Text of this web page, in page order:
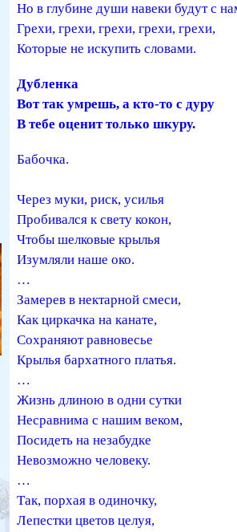
Но в глубине души навеки будут с
Грехи, грехи, грехи, грехи, грехи,
Которые не искупить словами.
Дубленка
Вот так умрешь, а кто-то с дуру
В тебе оценит только шкуру.
Бабочка.
Через муки, риск, усилья
Пробивался к свету кокон,
Чтобы шелковые крылья
Изумляли наше око.
…
Замерев в нектарной смеси,
Как циркачка на канате,
Сохраняют равновесье
Крылья бархатного платья.
…
Жизнь длиною в одни сутки
Несравнима с нашим веком,
Посидеть на незабудке
Невозможно человеку.
…
Так, порхая в одиночку,
Лепестки цветов целуя,